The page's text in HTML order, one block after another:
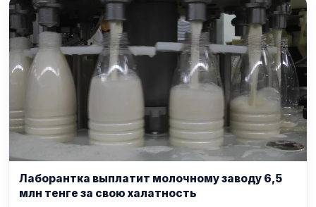
Лаборантка выплатит молочному заводу 6,5
млн тенге за свою халатность